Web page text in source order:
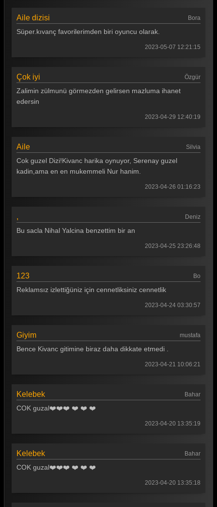
Aile dizisi Bora
Süper.kıvanç favorilerimden biri oyuncu olarak.
2023-05-07 12:21:15
Çok iyi Özgür
Zalimin zülmunü görmezden gelirsen mazluma ihanet
edersin
2023-04-29 12:40:19
Aile Silvia
Cok guzel Dizi!Kivanc harika oynuyor, Serenay guzel
kadin,ama en en mukemmeli Nur hanim.
2023-04-26 01:16:23
, Deniz
Bu sacla Nihal Yalcina benzettim bir an
2023-04-25 23:26:48
123 Bo
Reklamsız izlettiğüniz için cennetliksiniz cennetlik
2023-04-24 03:30:57
Giyim mustafa
Bence Kivanc gitimine biraz daha dikkate etmedi .
2023-04-21 10:06:21
Kelebek Bahar
COK guzal❤️❤️❤️ ❤️ ❤️ ❤️
2023-04-20 13:35:19
Kelebek Bahar
COK guzal❤️❤️❤️ ❤️ ❤️ ❤️
2023-04-20 13:35:18